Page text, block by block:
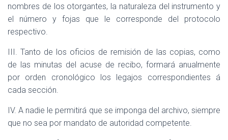
nombres de los otorgantes, la naturaleza del instrumento y
el número y fojas que le corresponde del protocolo
respectivo.
III. Tanto de los oficios de remisión de las copias, como
de las minutas del acuse de recibo, formará anualmente
por orden cronológico los legajos correspondientes á
cada sección.
IV. A nadie le permitirá que se imponga del archivo, siempre
que no sea por mandato de autoridad competente.